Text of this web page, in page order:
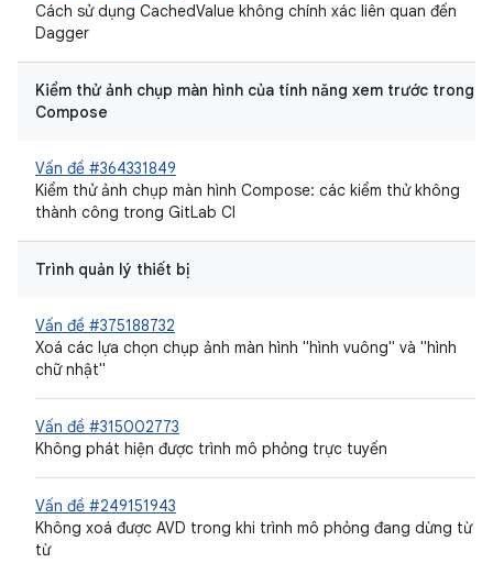
Cách sử dụng CachedValue không chính xác liên quan đến
Dagger
Kiểm thử ảnh chụp màn hình của tính năng xem trước trong
Compose
Vấn đề #364331849
Kiểm thử ảnh chụp màn hình Compose: các kiểm thử không
thành công trong GitLab CI
Trình quản lý thiết bị
Vấn đề #375188732
Xoá các lựa chọn chụp ảnh màn hình "hình vuông" và "hình
chữ nhật"
Vấn đề #315002773
Không phát hiện được trình mô phỏng trực tuyến
Vấn đề #249151943
Không xoá được AVD trong khi trình mô phỏng đang dừng từ
từ